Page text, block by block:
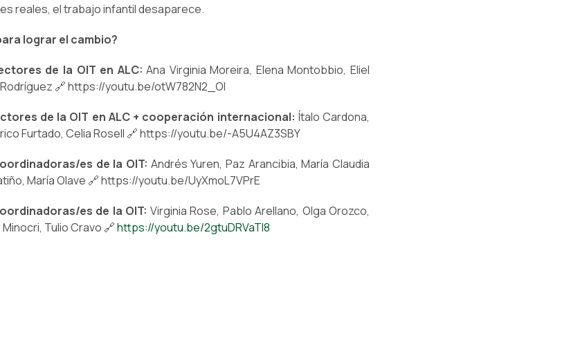
reales, el trabajo infantil desaparece.
lograr el cambio?
de la OIT en ALC: Ana Virginia Moreira, Elena Montobbio, Eliel
🔗 https://youtu.be/otW782N2_OI
de la OIT en ALC + cooperación internacional: Ítalo Cardona,
Furtado, Celia Rosell 🔗 https://youtu.be/-A5U4AZ3SBY
es de la OIT: Andrés Yuren, Paz Arancibia, María Claudia
María Olave 🔗 https://youtu.be/UyXmoL7VPrE
es de la OIT: Virginia Rose, Pablo Arellano, Olga Orozco,
Tulio Cravo 🔗https://youtu.be/2gtuDRVaTl8